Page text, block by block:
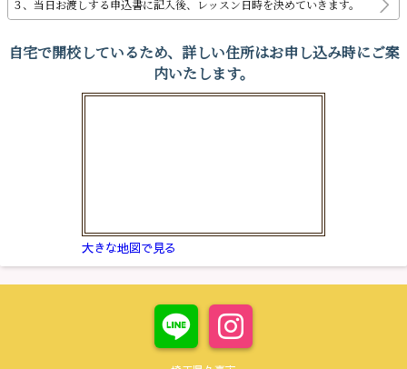
３、当日お渡しする申込書に記入後、レッスン日時を決めていきます。
自宅で開校しているため、詳しい住所はお申し込み時にご案
内いたします。
大きな地図で見る